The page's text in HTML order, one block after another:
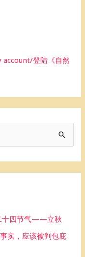
登陆《自然
十四节气——立秋
实，应该被判包庇